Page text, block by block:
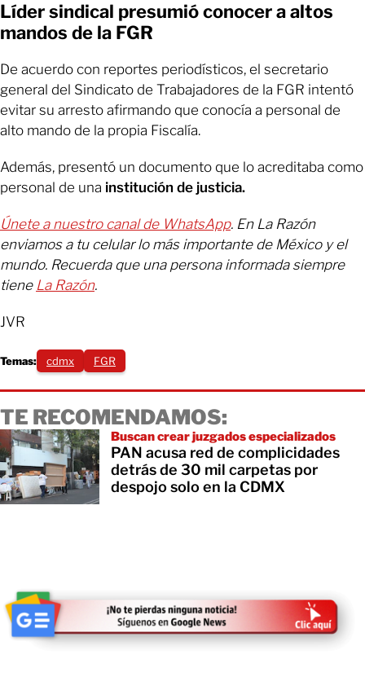
Líder sindical presumió conocer a altos
mandos de la FGR
De acuerdo con reportes periodísticos, el secretario
general del Sindicato de Trabajadores de la FGR intentó
evitar su arresto afirmando que conocía a personal de
alto mando de la propia Fiscalía.
Además, presentó un documento que lo acreditaba como
personal de una institución de justicia.
Únete a nuestro canal de WhatsApp. En La Razón
enviamos a tu celular lo más importante de México y el
mundo. Recuerda que una persona informada siempre
tiene La Razón.
JVR
Temas: cdmx FGR
TE RECOMENDAMOS:
Buscan crear juzgados especializados
PAN acusa red de complicidades
detrás de 30 mil carpetas por
despojo solo en la CDMX